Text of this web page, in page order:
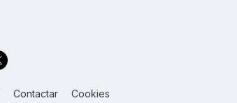
Contactar Cookies